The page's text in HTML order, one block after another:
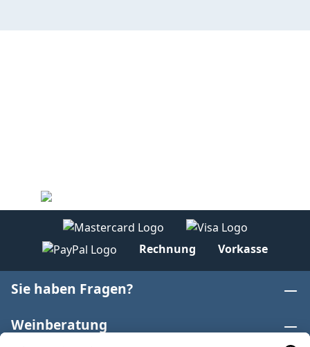
Rechnung Vorkasse
Sie haben Fragen?
Weinberatung